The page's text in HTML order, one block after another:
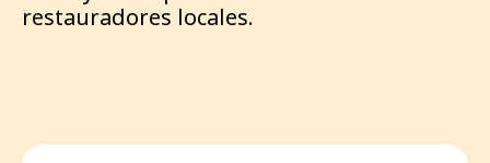
restauradores locales.